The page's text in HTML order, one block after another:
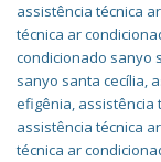
assistência técnica
técnica ar
condicionado sanyo
sanyo santa cecília,
efigênia, assistência
assistência técnica
técnica ar